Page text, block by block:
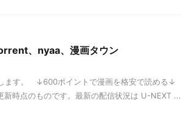
、nyaa、漫画タウン
ます。 ↓600ポイントで漫画を格安で読める↓
時点のものです。最新の配信状況は U-NEXT ...